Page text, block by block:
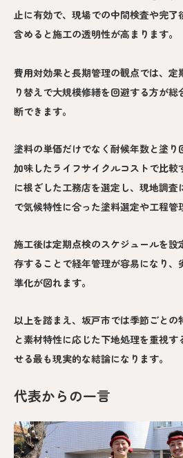
止に有効で、現場での中間検査や完
含めると施工の透明性が高まります。
費用対効果と長期管理の観点では、
り替えで大規模修繕を回避する方が
断できます。
塗料の単価だけでなく耐候年数と塗り
加味したライフサイクルコストで比
に根ざした工務店を選定し、現地調査
で気候特性に合った塗料選定や工程管
施工後は定期点検のスケジュールを
存することで経年管理が容易になり、
準化が図れます。
以上を踏まえ、坂戸市では季節ごと
と素材特性に応じた下地処理を重視す
せる最も現実的な結論になります。
代表からの一言